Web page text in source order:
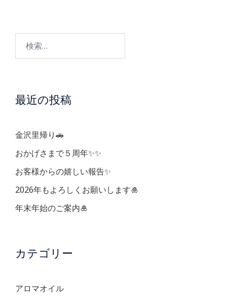
ゲ
シ
ョ
ン
最近の投稿
金沢里帰り🚗
おかげさまで５周年✨✨
お客様からの嬉しい報告✨
2026年もよろしくお願いします🎍
年末年始のご案内🎍
カテゴリー
アロマオイル